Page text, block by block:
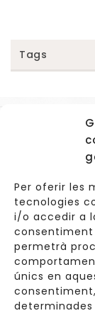
Per oferir les
tecnologies
i/o accedir a
consentiment
permetrà
únics en
Tags
Carrer de